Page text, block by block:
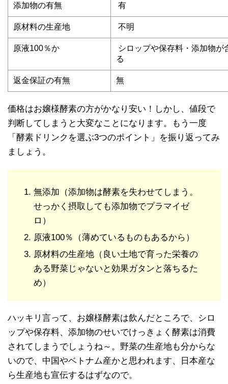
添加物の有無 有
原材料の生産地 不明
原液100％か
シロップや保存料・添加物が
る
返金保証の有無 無
価格はお嬢様酵素の方がかなり安い！しかし、値段で
判断してしまうと大変なことになります。もう一度
「酵素ドリンクを選ぶ3つのポイント」を振り返ってみ
ましょう。
無添加（添加物は酵素を失わせてしまう。
せっかく摂取しても添加物でプラマイゼ
ロ）
原液100％（薄めているものもあるから）
原材料の生産地（良い土地で育った栄養の
ある野菜じゃないと効果ガタンと落ちるた
め）
ハッキリ言って、お嬢様酵素は飲んだところで、シロ
ップや保存料、添加物のせいでけっきょく酵素は消費
されてしまうでしょうね～。野菜の生産地も分からな
いので、中国やベトナム産かと思われます、日本産な
ら生産地も宣伝するはずなので。